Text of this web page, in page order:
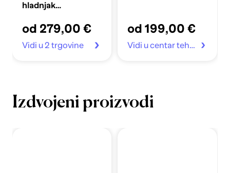
hladnjak
od 279,00 €
Vidi u 2 trgovine
od 199,00 €
Vidi u centar tehnike
Izdvojeni proizvodi